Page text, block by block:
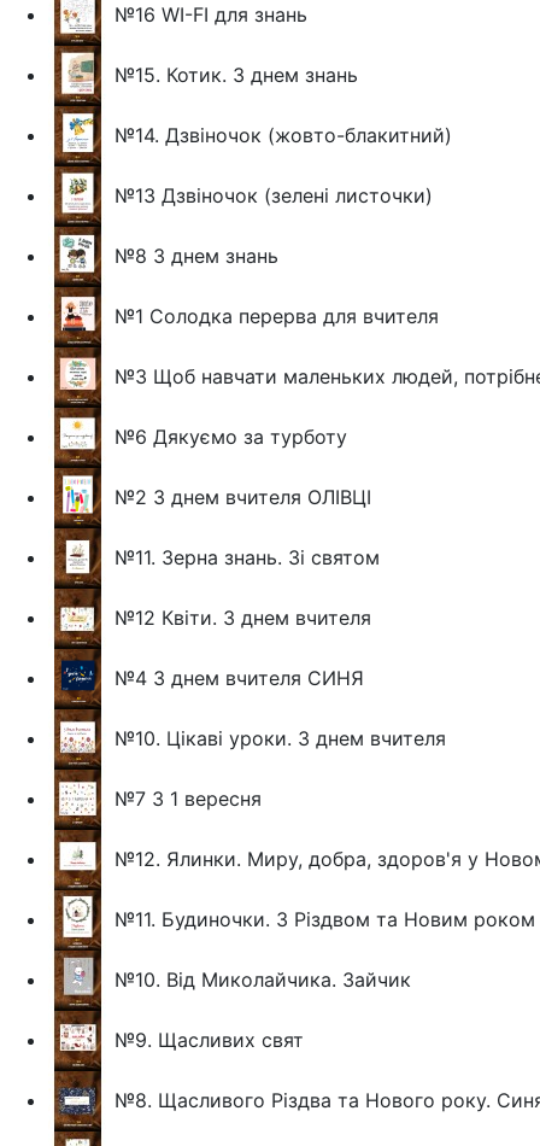
№16 WI-FI для знань
№15. Котик. З днем знань
№14. Дзвіночок (жовто-блакитний)
№13 Дзвіночок (зелені листочки)
№8 З днем знань
№1 Солодка перерва для вчителя
№3 Щоб навчати маленьких людей,
№6 Дякуємо за турботу
№2 З днем вчителя ОЛІВЦІ
№11. Зерна знань. Зі святом
№12 Квіти. З днем вчителя
№4 З днем вчителя СИНЯ
№10. Цікаві уроки. З днем вчителя
№7 З 1 вересня
№12. Ялинки. Миру, добра, здоров'я у
№11. Будиночки. З Різдвом та Новим роком
№10. Від Миколайчика. Зайчик
№9. Щасливих свят
№8. Щасливого Різдва та Нового року.